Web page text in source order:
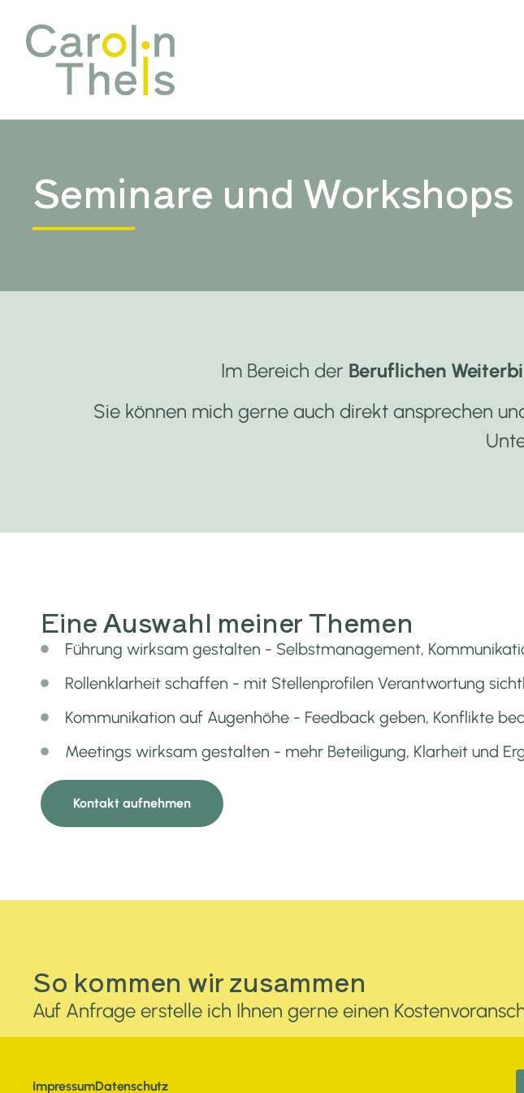
Seminare und Workshops
Im Bereich der Beruflichen
Sie können mich gerne auch direkt ansprechen
Eine Auswahl meiner Themen
Führung wirksam gestalten - Selbstmanagement,
Rollenklarheit schaffen - mit Stellenprofilen Verantwortung
Kommunikation auf Augenhöhe - Feedback geben, Konflikte
Meetings wirksam gestalten - mehr Beteiligung, Klarheit und
Kontakt aufnehmen
So kommen wir zusammen
Auf Anfrage erstelle ich Ihnen gerne einen
ImpressumDatenschutz